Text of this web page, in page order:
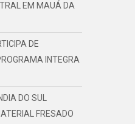
EM MAUÁ DA
DE
INTEGRA
DO SUL
FRESADO